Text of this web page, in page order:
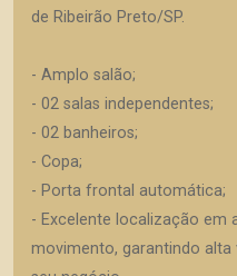
de Ribeirão Preto/SP.
- Amplo salão;
- 02 salas independentes;
- 02 banheiros;
- Copa;
- Porta frontal automática;
- Excelente localização em
movimento, garantindo alta